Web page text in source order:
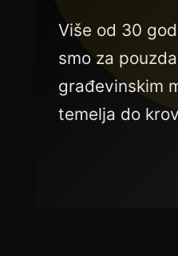
Više od 30
smo za
građevinskim
temelja do